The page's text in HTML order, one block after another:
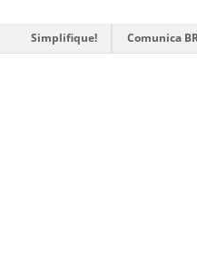
Simplifique! Comunica